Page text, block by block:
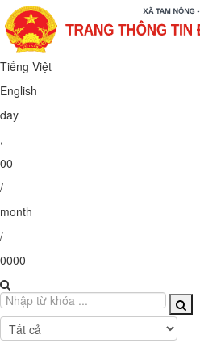
Tiếng Việt
English
day
,
00
/
month
/
0000